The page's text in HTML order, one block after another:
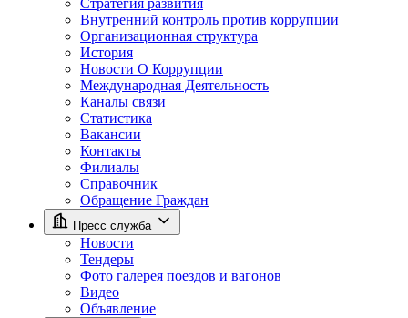
Стратегия развития
Внутренний контроль против коррупции
Организационная структура
История
Новости О Коррупции
Международная Деятельность
Каналы связи
Статистика
Вакансии
Контакты
Филиалы
Справочник
Обращение Граждан
Пресс служба
Новости
Тендеры
Фото галерея поездов и вагонов
Видео
Объявление